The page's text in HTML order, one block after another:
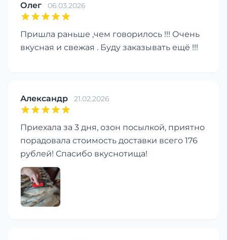
Олег 06.03.2026
Пришла раньше ,чем говорилось !!! Очень
вкусная и свежая . Буду заказывать ещё !!!
Александр 21.02.2026
Приехала за 3 дня, озон посылкой, приятно
порадовала стоимость доставки всего 176
рублей! Спасибо вкуснотища!